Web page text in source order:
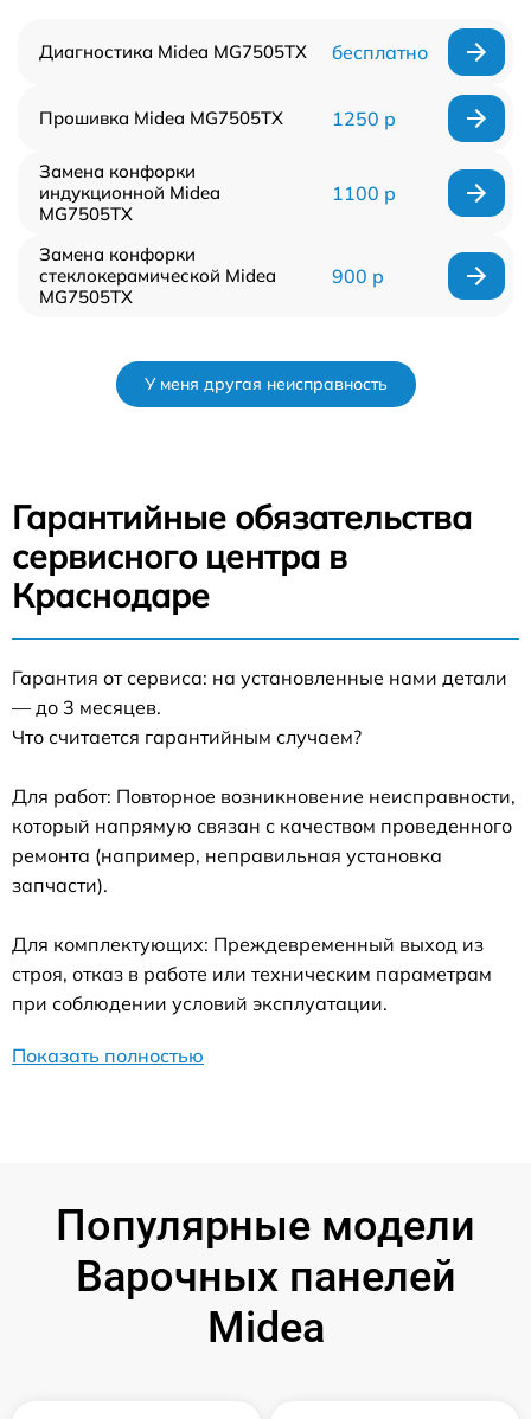
Диагностика Midea MG7505TX бесплатно
Прошивка Midea MG7505TX 1250 р
Замена конфорки
индукционной Midea
MG7505TX
1100 р
Замена конфорки
стеклокерамической Midea
MG7505TX
900 р
У меня другая неисправность
Гарантийные обязательства
сервисного центра в
Краснодаре
Гарантия от сервиса: на установленные нами детали
— до 3 месяцев.
Что считается гарантийным случаем?
Для работ: Повторное возникновение неисправности,
который напрямую связан с качеством проведенного
ремонта (например, неправильная установка
запчасти).
Для комплектующих: Преждевременный выход из
строя, отказ в работе или техническим параметрам
при соблюдении условий эксплуатации.
Показать полностью
Популярные модели
Варочных панелей
Midea